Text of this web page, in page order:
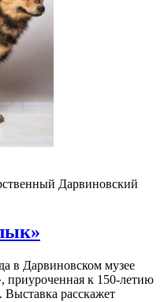
Дарвиновский
в Дарвиновском музее
приуроченная к 150-летию
расскажет